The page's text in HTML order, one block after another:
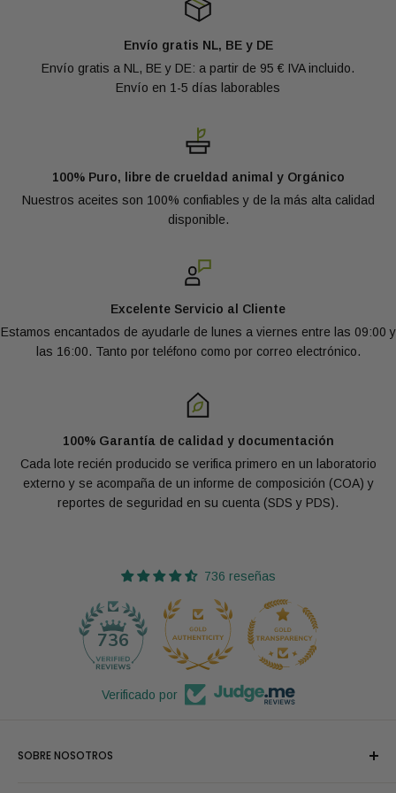
Control de calidad
estamos sujetos a controles externos dentro de nuestra
empresa. La profesionalidad y la calidad son por ello requisitos
indispensables en Oliemeesters.
¿Tiene más preguntas relacionadas con la calidad? No
Preguntas Frecuentes, llámenos o envíe un correo a
Envío gratis NL, BE y DE
Envío gratis a NL, BE y DE: a partir de 95 € IVA incluido.
Envío en 1-5 días laborables
100% Puro, libre de crueldad animal y Orgánico
Nuestros aceites son 100% confiables y de la más alta calidad
disponible.
Excelente Servicio al Cliente
Estamos encantados de ayudarle de lunes a viernes entre las 09:00 y
las 16:00. Tanto por teléfono como por correo electrónico.
100% Garantía de calidad y documentación
Cada lote recién producido se verifica primero en un laboratorio
externo y se acompaña de un informe de composición (COA) y
reportes de seguridad en su cuenta (SDS y PDS).
736 reseñas
736
Verificado por
SOBRE NOSOTROS